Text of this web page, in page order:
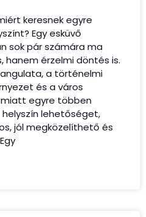
keresnek egyre
Egy esküvő
sok pár számára ma
hanem érzelmi döntés is.
a történelmi
és a város
egyre többen
helyszín lehetőséget,
jól megközelíthető és